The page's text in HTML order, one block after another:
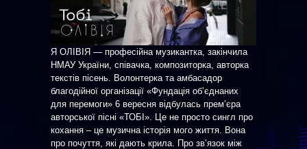
Я ОЛІВІЯ — професійна музикантка, закінчила
НМАУ України, співачка, композиторка, авторка
текстів пісень. Волонтерка та амбасадор
благодійної організації «Фундація обʼєднаних
для перемоги» 6 вересня відбулась премʼєра
авторської пісні «ТОБІ». Це не просто сингл про
кохання – це музична історія мого життя. Вона
про почуття, які дають крила. Про зв’язок між